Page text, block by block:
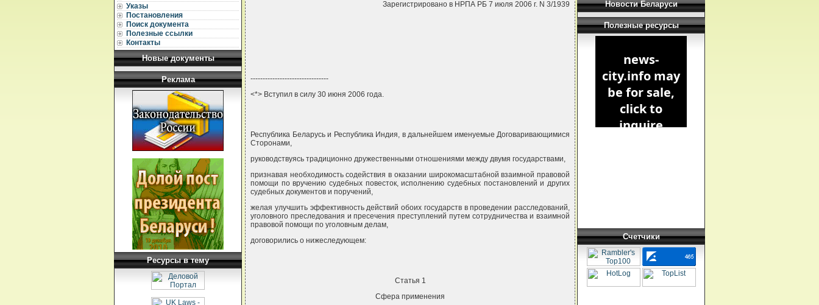
Указы
Постановления
Поиск документа
Полезные ссылки
Контакты
Новые документы
Реклама
Ресурсы в тему
Зарегистрировано в НРПА РБ 7 июля 2006 г. N 3/1939
--------------------------------
<*> Вступил в силу 30 июня 2006 года.
Республика Беларусь и Республика Индия, в дальнейшем именуемые Договаривающимися
Сторонами,
руководствуясь традиционно дружественными отношениями между двумя государствами,
признавая необходимость содействия в оказании широкомасштабной взаимной правовой
помощи по вручению судебных повесток, исполнению судебных постановлений и других
судебных документов и поручений,
желая улучшить эффективность действий обоих государств в проведении расследований,
уголовного преследования и пресечения преступлений путем сотрудничества и взаимной
правовой помощи по уголовным делам,
договорились о нижеследующем:
Статья 1
Сфера применения
Новости Беларуси
Полезные ресурсы
Счетчики